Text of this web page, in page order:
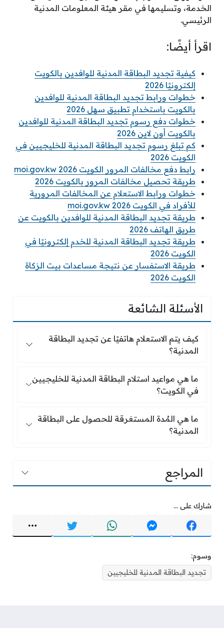
الخدمة، وتسليمها في مقر هيئة المعلومات المدنية
الرئيسي.
اقرأ أيضًا:
كيفية تجديد البطاقة المدنية للوافدين بالكويت
إلكترونيًا 2026
خطوات ورابط تجديد البطاقة المدنية للوافدين
بالكويت باستخدام تطبيق سهل 2026
خطوات دفع رسوم تجديد البطاقة المدنية للوافدين
بالكويت أون لاين 2026
كم تبلغ رسوم تجديد البطاقة المدنية للخليجيين في
الكويت 2026
رابط دفع مخالفات المرور الكويت 2026 moi.gov.kw
طريقة تحصيل مخالفات المرور بالكويت 2026
خطوات ورابط الاستعلام عن المخالفات المرورية
للأفراد في الكويت 2026 moi.gov.kw
طريقة تجديد البطاقة المدنية للوافدين بالكويت عن
طريق الهاتف 2026
طريقة تجديد البطاقة المدنية للخدم إلكترونيًا في
الكويت 2026
طريقة الاستفسار عن نتيجة مساعدات بيت الزكاة
الكويت 2026
الأسئلة الشائعة
كيف يتم الاستعلام هاتفيًا عن تجديد البطاقة
كيف يتم الاستعلام هاتفيًا عن تجديد البطاقة
المدنية؟
ما هي مواعيد استلام البطاقة المدنية للخليجيين
ما هي مواعيد استلام البطاقة المدنية للخليجيين
في الكويت؟
ما هي المُدة المستغرقة للحصول على البطاقة
ما هي المُدة المستغرقة للحصول على البطاقة
المدنية؟
المراجع
شارك على ...
وسوم:
تجديد البطاقة المدنية للخليجيين